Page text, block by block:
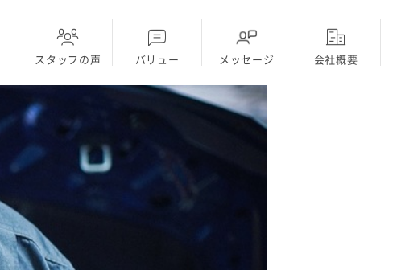
ディーラー
採用Topに戻る
スタッフの声 バリュー メッセージ 会社概要